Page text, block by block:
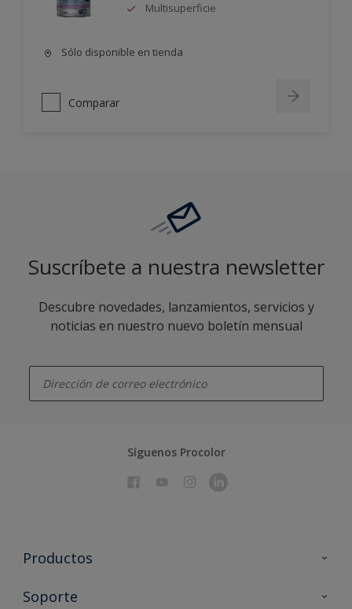
Multisuperficie
Sólo disponible en tienda
Comparar
Suscríbete a nuestra newsletter
Descubre novedades, lanzamientos, servicios y
noticias en nuestro nuevo boletín mensual
Síguenos Procolor
Productos
Todos los productos
Soporte